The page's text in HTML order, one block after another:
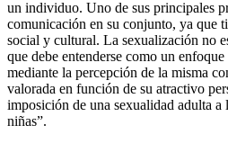
un individuo. Uno de sus principales
comunicación en su conjunto, ya que
social y cultural. La sexualización no
que debe entenderse como un
mediante la percepción de la misma
valorada en función de su atractivo
imposición de una sexualidad adulta a
niñas”.